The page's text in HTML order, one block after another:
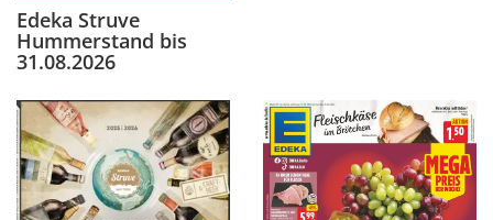
Edeka Struve
Hummerstand bis
31.08.2026